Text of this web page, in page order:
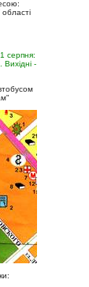
серпня:
-